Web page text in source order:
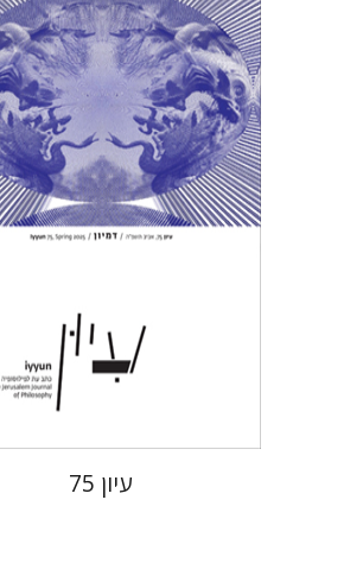
חגי כנען
הנחת אתר ספר מודפס
$31
$28
עיון 75